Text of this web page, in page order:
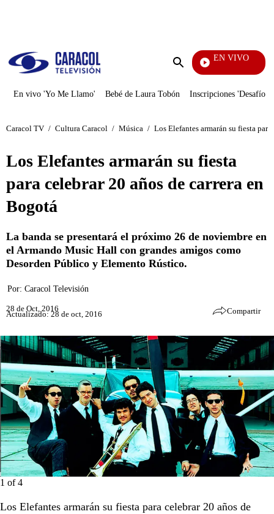
Enviar
EN VIVO
La Red
En vivo 'Yo Me Llamo' Bebé de Laura Tobón Inscripciones 'Desafío'
Caracol TV / Cultura Caracol / Música / Los Elefantes armarán su fiesta
Los Elefantes armarán su fiesta
para celebrar 20 años de carrera en
Bogotá
La banda se presentará el próximo 26 de noviembre en
el Armando Music Hall con grandes amigos como
Desorden Público y Elemento Rústico.
Por: Caracol Televisión
28 de Oct, 2016
Actualizado: 28 de oct, 2016 Compartir
1 of4
Los Elefantes armarán su fiesta para celebrar 20 años de